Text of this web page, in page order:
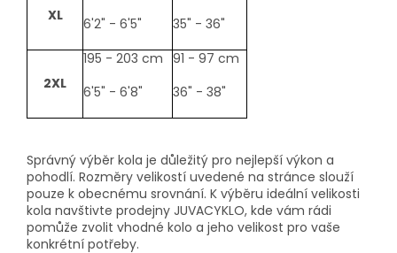
XL
6'2" - 6'5"
35" - 36"
2XL
195 - 203 cm
6'5" - 6'8"
91 - 97 cm
36" - 38"
Správný výběr kola je důležitý pro nejlepší výkon a
pohodlí. Rozměry velikostí uvedené na stránce slouží
pouze k obecnému srovnání. K výběru ideální velikosti
kola navštivte prodejny JUVACYKLO, kde vám rádi
pomůže zvolit vhodné kolo a jeho velikost pro vaše
konkrétní potřeby.